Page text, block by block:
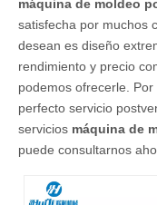
máquina de moldeo
satisfecha por muchos
desean es diseño
rendimiento y precio
podemos ofrecerle.
perfecto servicio
servicios máquina de
puede consultarnos